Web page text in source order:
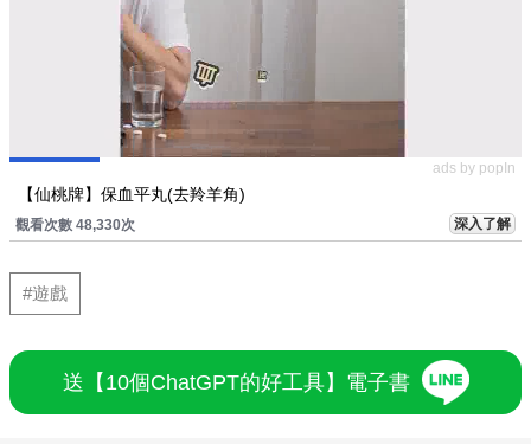
ads by popIn
【仙桃牌】保血平丸(去羚羊角)
觀看次數 48,330次 深入了解
#遊戲
送【10個ChatGPT的好工具】電子書